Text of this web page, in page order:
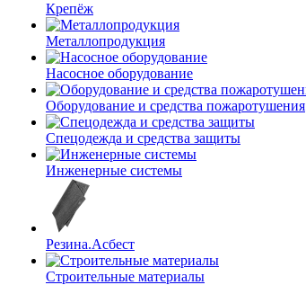
Крепёж
Металлопродукция
Насосное оборудование
Оборудование и средства пожаротушения
Спецодежда и средства защиты
Инженерные системы
Резина.Асбест
Строительные материалы